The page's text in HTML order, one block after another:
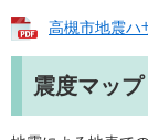
高槻市地震ハ
震度マップ